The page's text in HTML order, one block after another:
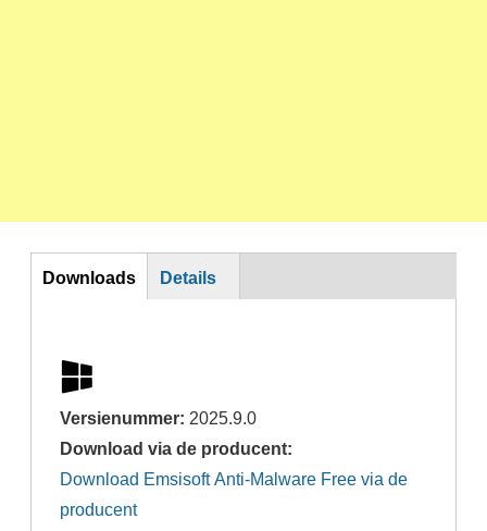
DL
Downloads Details
Versienummer: 2025.9.0
Download via de producent:
Download Emsisoft Anti-Malware Free via de
producent